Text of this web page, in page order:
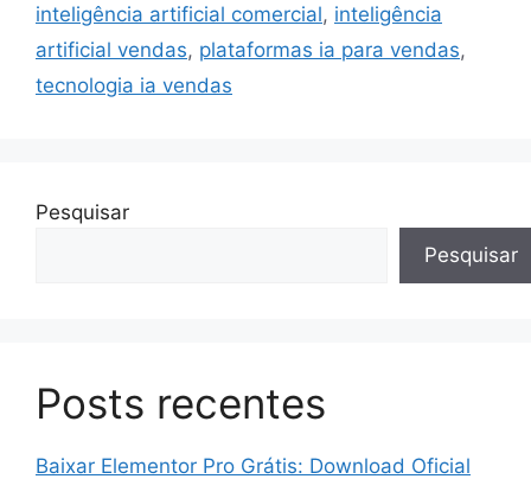
inteligência artificial comercial, inteligência
artificial vendas, plataformas ia para vendas,
tecnologia ia vendas
Pesquisar
Pesquisar
Posts recentes
Baixar Elementor Pro Grátis: Download Oficial